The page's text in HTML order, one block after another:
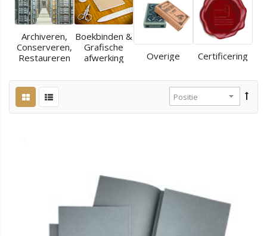
Archiveren,
Conserveren,
Restaureren
Boekbinden &
Grafische
afwerking
Overige Certificering